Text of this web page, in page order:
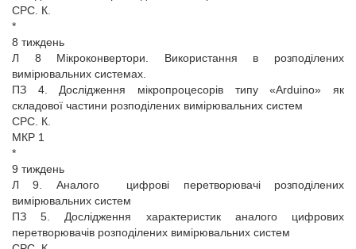
СРС. К.
*
8 тиждень
Л 8 Мікроконвертори. Використання в розподілених
вимірювальних системах.
ПЗ 4. Дослідження мікропроцесорів типу «Arduino» як
складової частини розподілених вимірювальних систем
СРС. К.
МКР 1
*
9 тиждень
Л 9. Аналого цифрові перетворювачі розподілених
вимірювальних систем
ПЗ 5. Дослідження характеристик аналого цифрових
перетворювачів розподілених вимірювальних систем